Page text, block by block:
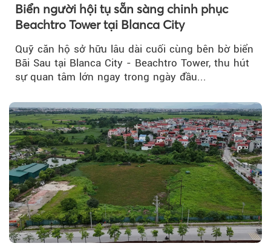
Biển người hội tụ sẵn sàng chinh phục
Beachtro Tower tại Blanca City
Quỹ căn hộ sở hữu lâu dài cuối cùng bên bờ biển
Bãi Sau tại Blanca City - Beachtro Tower, thu hút
sự quan tâm lớn ngay trong ngày đầu...